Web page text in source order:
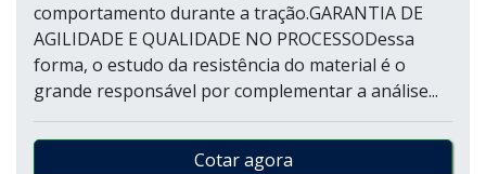
comportamento durante a tração.GARANTIA DE
AGILIDADE E QUALIDADE NO PROCESSODessa
forma, o estudo da resistência do material é o
grande responsável por complementar a análise...
Cotar agora